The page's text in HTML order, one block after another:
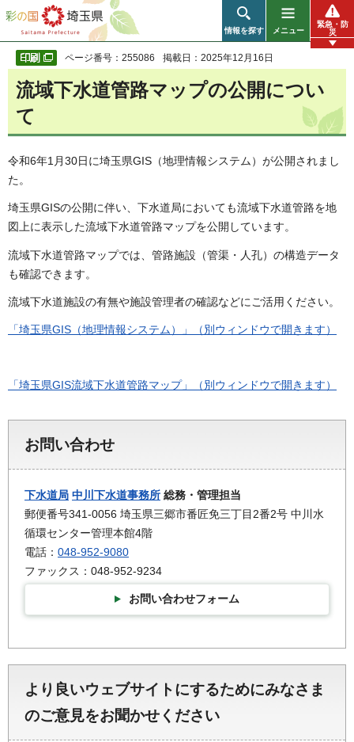
彩の国 埼玉県
情報を探す メニュー
緊急・防
災
ページ番号：255086 掲載日：2025年12月16日
流域下水道管路マップの公開につい
て
令和6年1月30日に埼玉県GIS（地理情報システム）が公開されまし
た。
埼玉県GISの公開に伴い、下水道局においても流域下水道管路を地
図上に表示した流域下水道管路マップを公開しています。
流域下水道管路マップでは、管路施設（管渠・人孔）の構造データ
も確認できます。
流域下水道施設の有無や施設管理者の確認などにご活用ください。
「埼玉県GIS（地理情報システム）」（別ウィンドウで開きます）
「埼玉県GIS流域下水道管路マップ」（別ウィンドウで開きます）
お問い合わせ
下水道局 中川下水道事務所 総務・管理担当
郵便番号341-0056 埼玉県三郷市番匠免三丁目2番2号 中川水
循環センター管理本館4階
電話： 048-952-9080
ファックス：048-952-9234
お問い合わせフォーム
より良いウェブサイトにするためにみなさま
のご意見をお聞かせください